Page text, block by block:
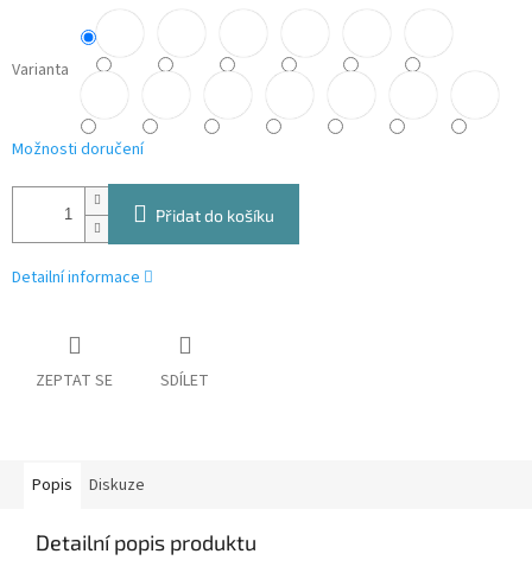
Varianta
Možnosti doručení
Přidat do košíku
Detailní informace
ZEPTAT SE SDÍLET
Popis Diskuze
Detailní popis produktu